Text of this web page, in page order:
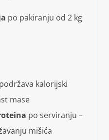
po pakiranju od 2 kg
kalorijski
mase
po serviranju –
mišića